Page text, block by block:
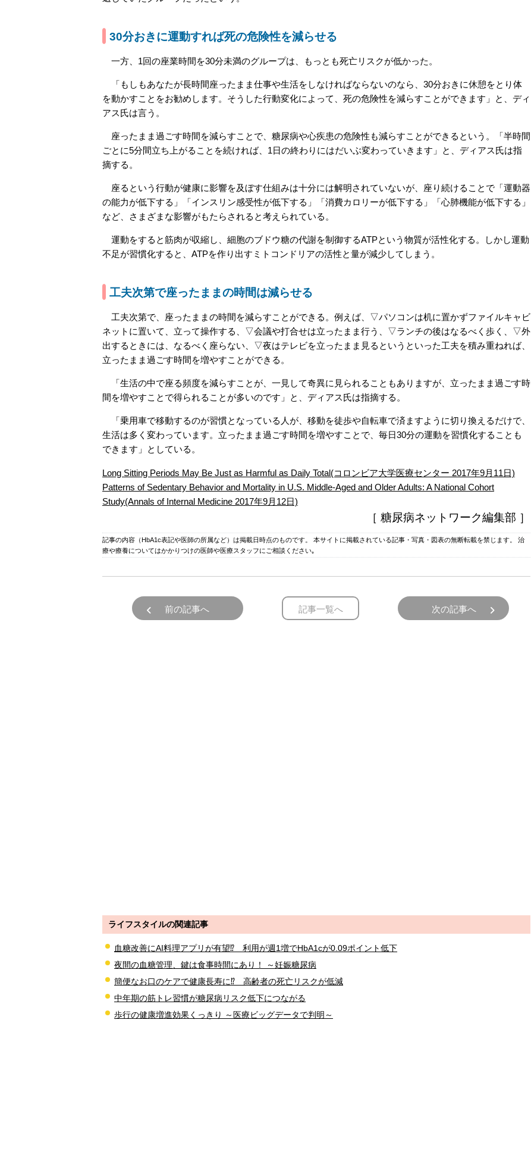
30分おきに運動すれば死の危険性を減らせる
一方、1回の座業時間を30分未満のグループは、もっとも死亡リスクが低かった。
「もしもあなたが長時間座ったまま仕事や生活をしなければならないのなら、30分おきに休憩をとり体
を動かすことをお勧めします。そうした行動変化によって、死の危険性を減らすことができます」と、ディ
アス氏は言う。
座ったまま過ごす時間を減らすことで、糖尿病や心疾患の危険性も減らすことができるという。「半時間
ごとに5分間立ち上がることを続ければ、1日の終わりにはだいぶ変わっていきます」と、ディアス氏は指
摘する。
座るという行動が健康に影響を及ぼす仕組みは十分には解明されていないが、座り続けることで「運動器
の能力が低下する」「インスリン感受性が低下する」「消費カロリーが低下する」「心肺機能が低下する」
など、さまざまな影響がもたらされると考えられている。
運動をすると筋肉が収縮し、細胞のブドウ糖の代謝を制御するATPという物質が活性化する。しかし運動
不足が習慣化すると、ATPを作り出すミトコンドリアの活性と量が減少してしまう。
工夫次第で座ったままの時間は減らせる
工夫次第で、座ったままの時間を減らすことができる。例えば、▽パソコンは机に置かずファイルキャビ
ネットに置いて、立って操作する、▽会議や打合せは立ったまま行う、▽ランチの後はなるべく歩く、▽外
出するときには、なるべく座らない、▽夜はテレビを立ったまま見るというといった工夫を積み重ねれば、
立ったまま過ごす時間を増やすことができる。
「生活の中で座る頻度を減らすことが、一見して奇異に見られることもありますが、立ったまま過ごす時
間を増やすことで得られることが多いのです」と、ディアス氏は指摘する。
「乗用車で移動するのが習慣となっている人が、移動を徒歩や自転車で済ますように切り換えるだけで、
生活は多く変わっています。立ったまま過ごす時間を増やすことで、毎日30分の運動を習慣化することも
できます」としている。
Long Sitting Periods May Be Just as Harmful as Daily Total(コロンビア大学医療センター 2017年9月11日)
Patterns of Sedentary Behavior and Mortality in U.S. Middle-Aged and Older Adults: A National Cohort
Study(Annals of Internal Medicine 2017年9月12日)
［ 糖尿病ネットワーク編集部 ］
記事の内容（HbA1c表記や医師の所属など）は掲載日時点のものです。 本サイトに掲載されている記事・写真・図表の無断転載を禁じます。 治
療や療養についてはかかりつけの医師や医療スタッフにご相談ください｡
前の記事へ 記事一覧へ 次の記事へ
ライフスタイルの関連記事
血糖改善にAI料理アプリが有望⁉ 利用が週1増でHbA1cが0.09ポイント低下
夜間の血糖管理、鍵は食事時間にあり！ ～妊娠糖尿病
簡便なお口のケアで健康長寿に⁉ 高齢者の死亡リスクが低減
中年期の筋トレ習慣が糖尿病リスク低下につながる
歩行の健康増進効果くっきり ～医療ビッグデータで判明～